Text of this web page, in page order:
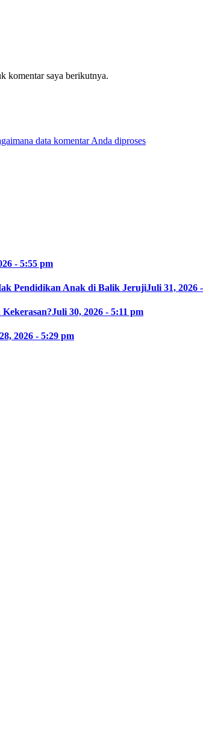
komentar saya berikutnya.
data komentar Anda diproses
- 5:55 pm
Pendidikan Anak di Balik JerujiJuli 31, 2026
Juli 30, 2026 - 5:11 pm
2026 - 5:29 pm